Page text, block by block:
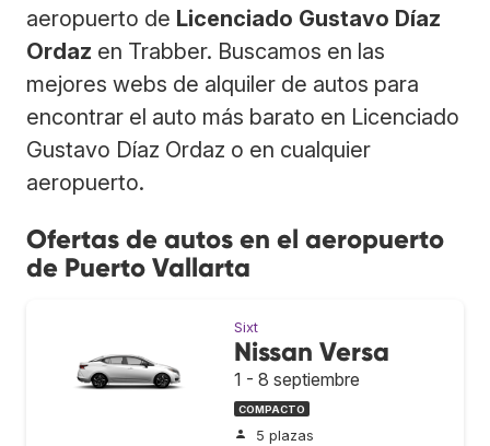
aeropuerto de Licenciado Gustavo Díaz
Ordaz en Trabber. Buscamos en las
mejores webs de alquiler de autos para
encontrar el auto más barato en Licenciado
Gustavo Díaz Ordaz o en cualquier
aeropuerto.
Ofertas de autos en el aeropuerto
de Puerto Vallarta
Sixt
Nissan Versa
1 - 8 septiembre
COMPACTO
5 plazas